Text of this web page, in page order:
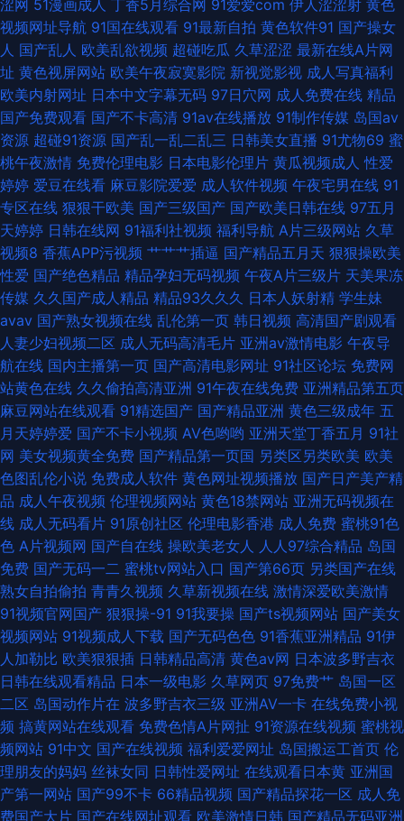
国产 日韩男女艹 91蜜桃播 激情有码天堂 伪娘白丝内射 99超碰色色 韩日无
码av 日韩国产久久 91视频家庭 国产喷水 人妻人操 91夫妻交换 东方av四虎
男人女人成人超碰 91后入jk 91传媒视频 免费看三级AV片 一本道成人在线 超
碰91免费在线 老司机人人超碰
涩网 51漫画成人 丁香5月综合网 91爱爱com 伊人涩涩射 黄色
视频网址导航 91国在线观看 91最新自拍 黄色软件91 国产操女
人 国产乱人 欧美乱欲视频 超碰吃瓜 久草涩涩 最新在线A片网
址 黄色视屏网站 欧美午夜寂寞影院 新视觉影视 成人写真福利
欧美内射网址 日本中文字幕无码 97日穴网 成人免费在线 精品
国产免费观看 国产不卡高清 91av在线播放 91制作传媒 岛国av
资源 超碰91资源 国产乱一乱二乱三 日韩美女直播 91尤物69 蜜
桃午夜激情 免费伦理电影 日本电影伦理片 黄瓜视频成人 性爱
婷婷 爱豆在线看 麻豆影院爱爱 成人软件视频 午夜宅男在线 91
专区在线 狠狠干欧美 国产三级国产 国产欧美日韩在线 97五月
天婷婷 日韩在线网 91福利社视频 福利导航 A片三级网站 久草
视频8 香蕉APP污视频 艹艹艹插逼 国产精品五月天 狠狠操欧美
性爱 国产绝色精品 精品孕妇无码视频 午夜A片三级片 天美果冻
传媒 久久国产成人精品 精品93久久久 日本人妖射精 学生妹
avav 国产熟女视频在线 乱伦第一页 韩日视频 高清国产剧观看
人妻少妇视频二区 成人无码高清毛片 亚洲av激情电影 午夜导
航在线 国内主播第一页 国产高清电影网址 91社区论坛 免费网
站黄色在线 久久偷拍高清亚洲 91午夜在线免费 亚洲精品第五页
麻豆网站在线观看 91精选国产 国产精品亚洲 黄色三级成年 五
月天婷婷爱 国产不卡小视频 AV色哟哟 亚洲天堂丁香五月 91社
网 美女视频黄全免费 国产精品第一页国 另类区另类欧美 欧美
色图乱伦小说 免费成人软件 黄色网址视频播放 国产日产美产精
品 成人午夜视频 伦理视频网站 黄色18禁网站 亚洲无码视频在
线 成人无码看片 91原创社区 伦理电影香港 成人免费 蜜桃91色
色 A片视频网 国产自在线 操欧美老女人 人人97综合精品 岛国
免费 国产无码一二 蜜桃tv网站入口 国产第66页 另类国产在线
熟女自拍偷拍 青青久视频 久草新视频在线 激情深爱欧美激情
91视频官网国产 狠狠操-91 91我要操 国产ts视频网站 国产美女
视频网站 91视频成人下载 国产无码色色 91香蕉亚洲精品 91伊
人加勒比 欧美狠狠插 日韩精品高清 黄色av网 日本波多野吉衣
日韩在线观看精品 日本一级电影 久草网页 97免费艹 岛国一区
二区 岛国动作片在 波多野吉衣三级 亚洲AV一卡 在线免费小视
频 搞黄网站在线观看 免费色情A片网扯 91资源在线视频 蜜桃视
频网站 91中文 国产在线视频 福利爱爱网址 岛国搬运工首页 伦
理朋友的妈妈 丝袜女同 日韩性爱网址 在线观看日本黄 亚洲国
产第一网站 国产99不卡 66精品视频 国产精品探花一区 成人免
费国产大片 国产在线网址观看 欧美激情日韩 国产精品无码亚洲